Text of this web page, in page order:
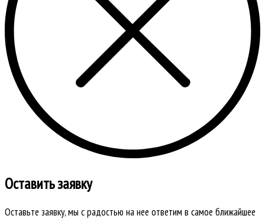
Оставить заявку
Оставьте заявку, мы с радостью на нее ответим в самое ближайшее